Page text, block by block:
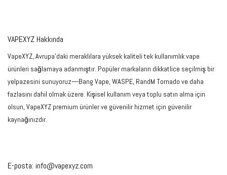
VAPEXYZ Hakkında
VapeXYZ, Avrupa'daki meraklılara yüksek kaliteli tek kullanımlık vape
ürünleri sağlamaya adanmıştır. Popüler markaların dikkatlice seçilmiş bir
yelpazesini sunuyoruz—Bang Vape, WASPE, RandM Tornado ve daha
fazlasını dahil olmak üzere. Kişisel kullanım veya toplu satın alma için
olsun, VapeXYZ premium ürünler ve güvenilir hizmet için güvenilir
kaynağınızdır.
E-posta: info@vapexyz.com